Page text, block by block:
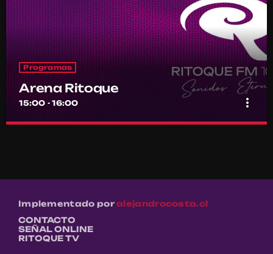
Programas
Arena Ritoque
15:00 - 16:00 more_vert
La música se vive en directo. De lunes a domingo
Implementado poralejandrocosta.cl
CONTACTO
SEÑAL ONLINE
RITOQUE TV